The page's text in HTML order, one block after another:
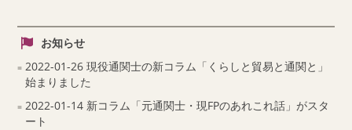
お知らせ
2022-01-26 現役通関士の新コラム「くらしと貿易と通関と」
始まりました
2022-01-14 新コラム「元通関士・現FPのあれこれ話」がスタ
ート